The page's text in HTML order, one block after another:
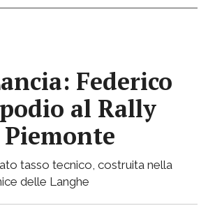
Federico
al Rally
tasso tecnico, costruita nella
delle Langhe